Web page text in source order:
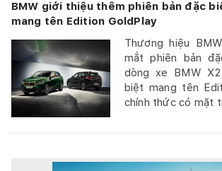
BMW giới thiệu thêm phiên bản đặc
mang tên Edition GoldPlay
Thương hiệu
mắt phiên bản
dòng xe BMW
biệt mang tên
chính thức có mặt